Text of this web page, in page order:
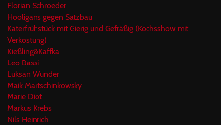
Florian Schroeder
Hooligans gegen Satzbau
Katerfrühstück mit Gierig und Gefräßig (Kochsshow mit
Verkostung)
Kießling&Kaffka
Leo Bassi
Luksan Wunder
Maik Martschinkowsky
Marie Diot
Markus Krebs
Nils Heinrich